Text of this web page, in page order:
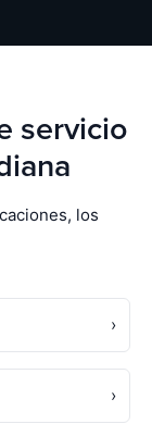
servicio
los
›
›